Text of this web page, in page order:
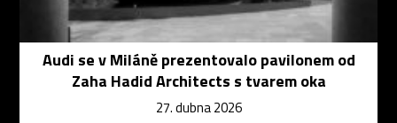
Audi se v Miláně prezentovalo pavilonem od
Zaha Hadid Architects s tvarem oka
27. dubna 2026